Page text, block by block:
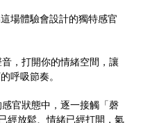
場體驗會設計的獨特感官
，打開你的情緒空間，讓
呼吸節奏。
官狀態中，逐一接觸「磬
經放鬆、情緒已經打開，氣